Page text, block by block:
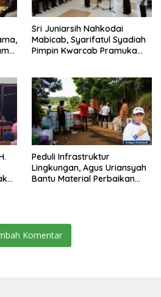
Sri Juniarsih Nahkodai
Mabicab, Syarifatul Syadiah
Pimpin Kwarcab Pramuka
Peduli Infrastruktur
Lingkungan, Agus Uriansyah
Bantu Material Perbaikan
Komentar